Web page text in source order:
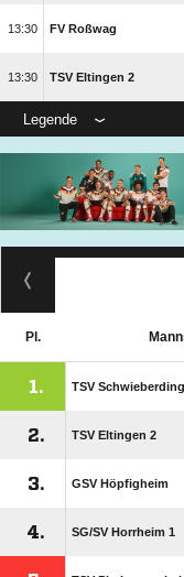
 FV Roßwag
 TSV Eltingen 2
Legende
Pl.
1. TSV
2. TSV Eltingen 2
3. GSV Höpfigheim
4. SG/​SV Horrheim 1